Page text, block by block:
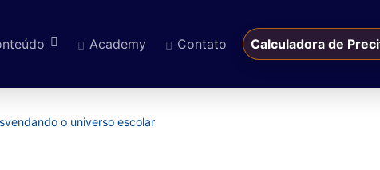
Academy Contato Calculadora de
o universo escolar